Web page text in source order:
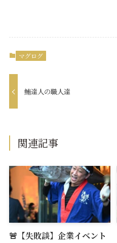
マグログ
鮪達人の職人達
関連記事
🚨【失敗談】企業イベント